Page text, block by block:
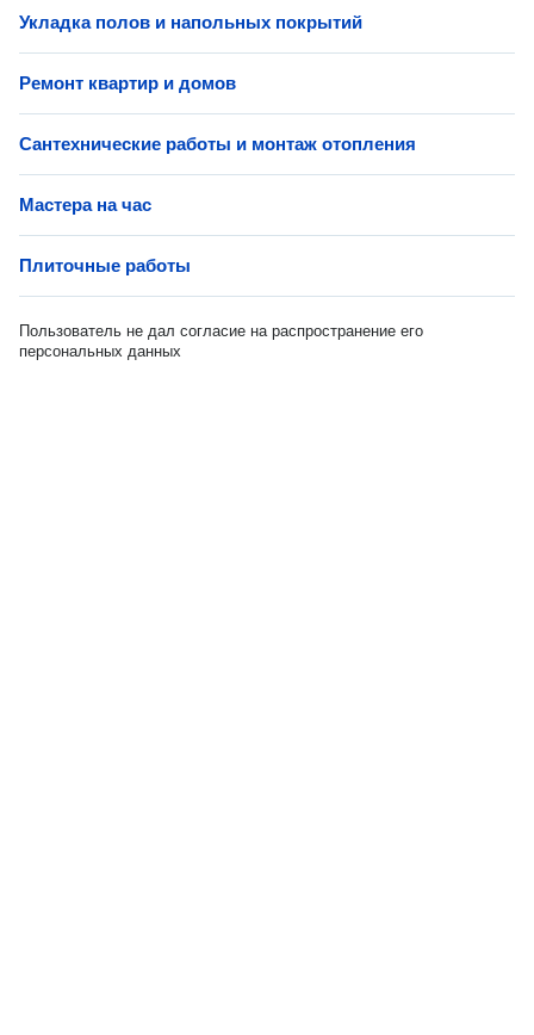
Укладка полов и напольных покрытий
Ремонт квартир и домов
Сантехнические работы и монтаж отопления
Мастера на час
Плиточные работы
Пользователь не дал согласие на распространение его
персональных данных